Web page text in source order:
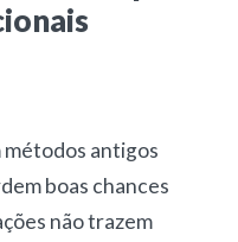
métodos antigos
boas chances
não trazem